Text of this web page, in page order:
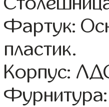
Фартук:
пластик.
Корпус: